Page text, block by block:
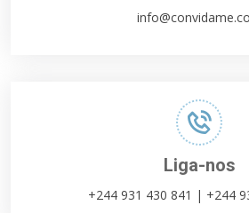
Liga-nos
+244 931 430 841 | +244